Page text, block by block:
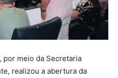
por meio da Secretaria
realizou a abertura da